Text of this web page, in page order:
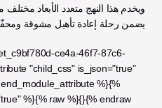
يضمن رحلة إعادة تأهيل مشوقة
ce4a-46f7-87c6-
"child_css" is_json="true"
%}{%
%}{% raw %}{}{% endraw